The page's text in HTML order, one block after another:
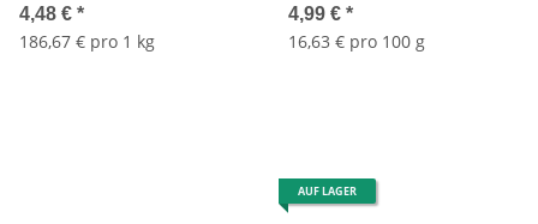
4,48 € *
186,67 € pro 1 kg
4,99 € *
16,63 € pro 100 g
AUF LAGER